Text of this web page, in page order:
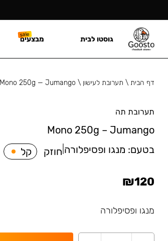
דף הבית\ תערובת לעישון \
Mono 250g — Jumango
תערובת תה
Mono 250g – Jumango
בטעם: מנגו ופסיפלורה חוזק קל
₪120
מנגו ופסיפלורה
גוסטו לבית מבצעים